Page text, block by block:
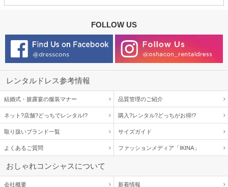
FOLLOW US
レンタルドレス参考情報
結婚式・披露宴の服装マナー 品質管理のご紹介
ネット?店舗?どっちでレンタル!? 購入?レンタル?どっちがお得!?
取り扱いブランド一覧 サイズガイド
よくあるご質問 ファッションメディア「IKINA」
おしゃれコンシャスについて
会社概要 新着情報